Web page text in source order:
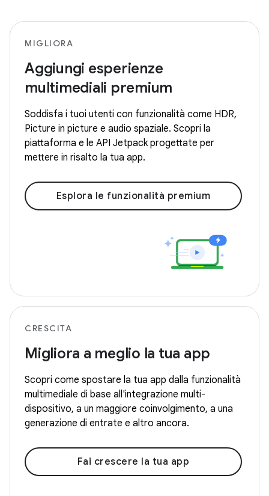
MIGLIORA
Aggiungi esperienze
multimediali premium
Soddisfa i tuoi utenti con funzionalità come HDR,
Picture in picture e audio spaziale. Scopri la
piattaforma e le API Jetpack progettate per
mettere in risalto la tua app.
Esplora le funzionalità premium
CRESCITA
Migliora a meglio la tua app
Scopri come spostare la tua app dalla funzionalità
multimediale di base all'integrazione multi-
dispositivo, a un maggiore coinvolgimento, a una
generazione di entrate e altro ancora.
Fai crescere la tua app